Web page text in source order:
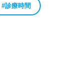
#診療時間